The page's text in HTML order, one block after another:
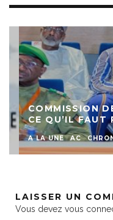
COMMISSION
CE QU’IL FAUT
A LA UNE AC
LAISSER UN
Vous devez vous